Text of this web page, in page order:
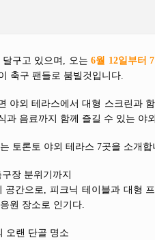
달구고 있으며, 오는6월 12일부터
축구 팬들로 붐빌것입니다.
야외 테라스에서 대형 스크린과
과 음료까지 함께 즐길 수 있는 야
토론토 야외 테라스 7곳을 소개합
장 분위기까지
간으로, 피크닉 테이블과 대형
원 장소로 인기다.
오랜 단골 명소